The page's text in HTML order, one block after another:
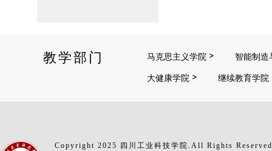
教学部门 马克思主义学院
智能制造
大健康学院
继续教育学院
Copyright 2025 四川工业科技学院.All Rights